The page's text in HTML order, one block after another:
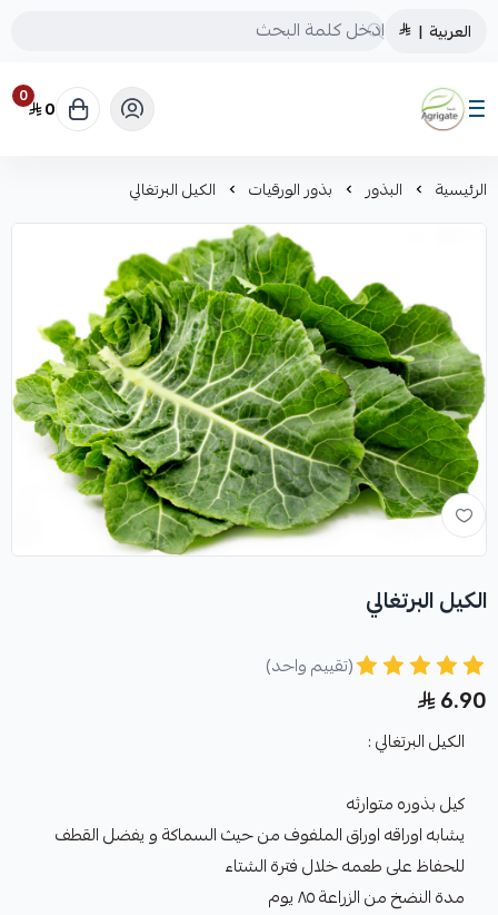
العربية |
Saudiagrigate
0 0
الرئيسية البذور بذور الورقيات الكيل البرتغالي
الكيل البرتغالي
(تقييم واحد)
6.90
الكيل البرتغالي :
كيل بذوره متوارثه
يشابه اوراقه اوراق الملفوف من حيث السماكة و يفضل القطف
للحفاظ على طعمه خلال فترة الشتاء
مدة النضخ من الزراعة ٨٥ يوم